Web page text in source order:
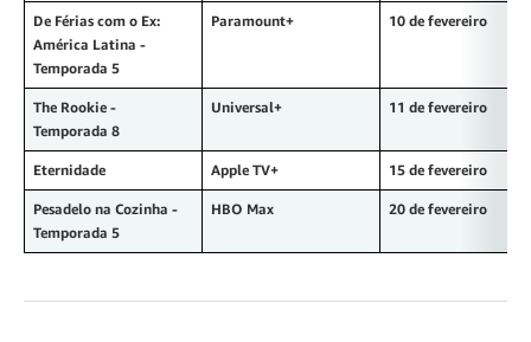
De Férias com o Ex:
América Latina -
Temporada 5
Paramount+ 10 de fevereiro
The Rookie -
Temporada 8
Universal+ 11 de fevereiro
Eternidade Apple TV+ 15 de fevereiro
Pesadelo na Cozinha -
Temporada 5
HBO Max 20 de fevereiro